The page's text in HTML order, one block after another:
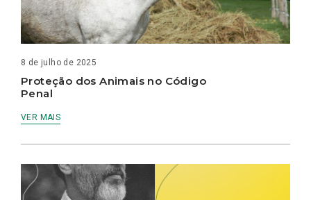
8 de julho de 2025
Proteção dos Animais no Código
Penal
VER MAIS